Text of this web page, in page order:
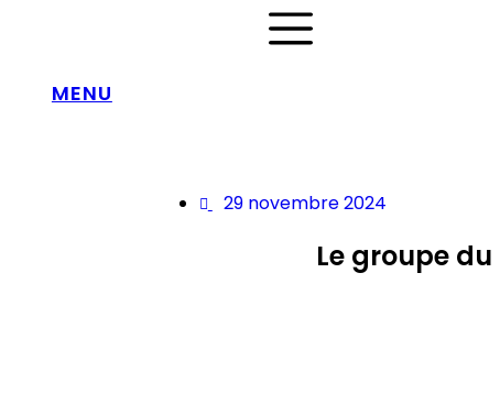
MENU
29 novembre 2024
Le groupe